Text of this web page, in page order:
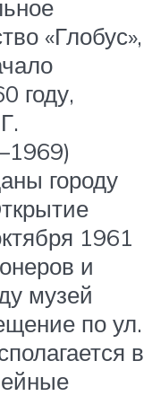
«Глобус»,
году,
городу
1961
и
музей
по ул.
в